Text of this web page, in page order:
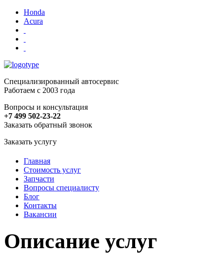
Honda
Acura
Специализированный автосервис
Работаем с 2003 года
Вопросы и консультация
+7 499 502-23-22
Заказать обратный звонок
Заказать услугу
Главная
Стоимость услуг
Запчасти
Вопросы специалисту
Блог
Контакты
Вакансии
Описание услуг